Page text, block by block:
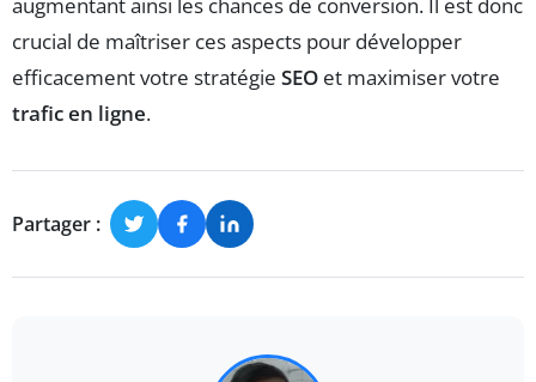
augmentant ainsi les chances de conversion. Il est donc
crucial de maîtriser ces aspects pour développer
efficacement votre stratégie SEO et maximiser votre
trafic en ligne.
Partager :